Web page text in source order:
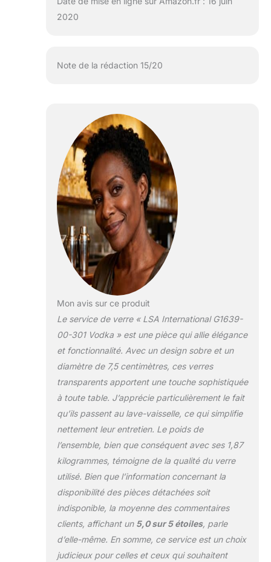
2020
Note de la rédaction 15/20
Mon avis sur ce produit
Le service de verre « LSA International G1639-
00-301 Vodka » est une pièce qui allie élégance
et fonctionnalité. Avec un design sobre et un
diamètre de 7,5 centimètres, ces verres
transparents apportent une touche sophistiquée
à toute table. J’apprécie particulièrement le fait
qu’ils passent au lave-vaisselle, ce qui simplifie
nettement leur entretien. Le poids de
l’ensemble, bien que conséquent avec ses 1,87
kilogrammes, témoigne de la qualité du verre
utilisé. Bien que l’information concernant la
disponibilité des pièces détachées soit
indisponible, la moyenne des commentaires
clients, affichant un 5,0 sur 5 étoiles, parle
d’elle-même. En somme, ce service est un choix
judicieux pour celles et ceux qui souhaitent